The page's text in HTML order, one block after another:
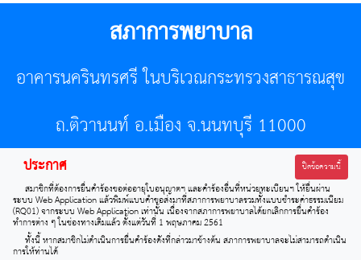
สภาการพยาบาล
อาคารนครินทรศรี ในบริเวณกระทรวงสาธารณสุข
ถ.ติวานนท์ อ.เมือง จ.นนทบุรี 11000
โทรศัพท์ 02-596-7500 โทรสาร 0-2589-7121 E-mail :
center@tnmc.or.th
All right reserved by www.tnmc.or.th
ประกาศ ปิดข้อความนี้
สมาชิกที่ต้องการยื่นคำร้องขอต่ออายุใบอนุญาตฯ และคำร้องอื่นที่หน่วยทะเบียนฯ ให้ยื่นผ่าน
ระบบ Web Application แล้วพิมพ์แบบคำขอส่งมาที่สภาการพยาบาลรวมทั้งแบบชำระค่าธรรมเนียม
(RQ01) จากระบบ Web Application เท่านั้น เนื่องจากสภาการพยาบาลได้ยกเลิกการยื่นคำร้อง
ทำการต่าง ๆ ในช่องทางเดิมแล้ว ตั้งแต่วันที่ 1 พฤษภาคม 2561
ทั้งนี้ หากสมาชิกไม่ดำเนินการยื่นคำร้องดังที่กล่าวมาข้างต้น สภาการพยาบาลจะไม่สามารถดำเนิน
การให้ท่านได้